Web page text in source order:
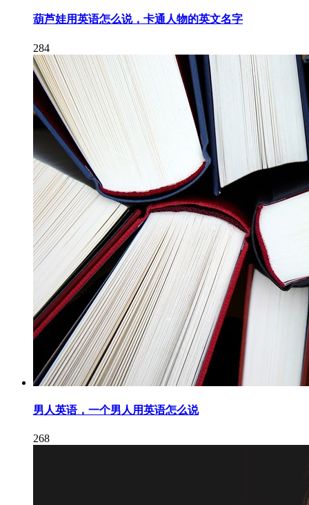
葫芦娃用英语怎么说，卡通人物的英文名字
284
男人英语，一个男人用英语怎么说
268